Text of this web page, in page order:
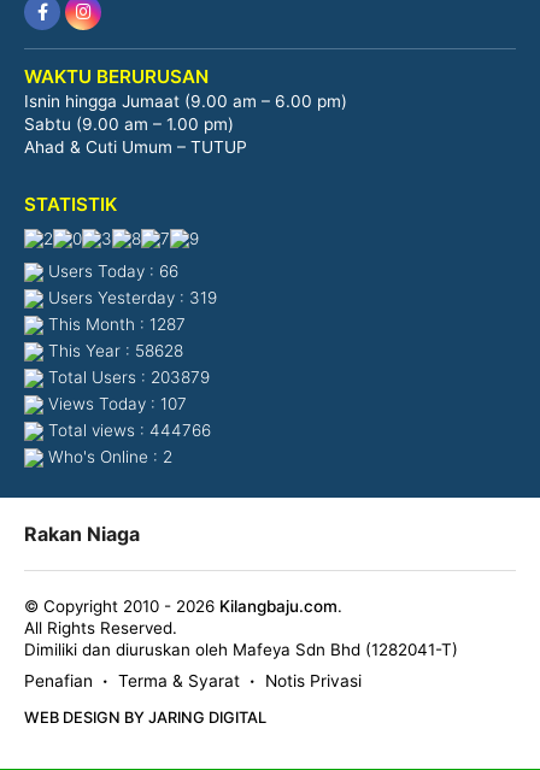
WAKTU BERURUSAN
Isnin hingga Jumaat (9.00 am – 6.00 pm)
Sabtu (9.00 am – 1.00 pm)
Ahad & Cuti Umum – TUTUP
STATISTIK
Users Today : 66
Users Yesterday : 319
This Month : 1287
This Year : 58628
Total Users : 203879
Views Today : 107
Total views : 444766
Who's Online : 2
Rakan Niaga
© Copyright 2010 - 2026 Kilangbaju.com.
All Rights Reserved.
Dimiliki dan diuruskan oleh Mafeya Sdn Bhd (1282041-T)
Penafian
• Terma & Syarat • Notis Privasi
WEB DESIGN BY JARING DIGITAL